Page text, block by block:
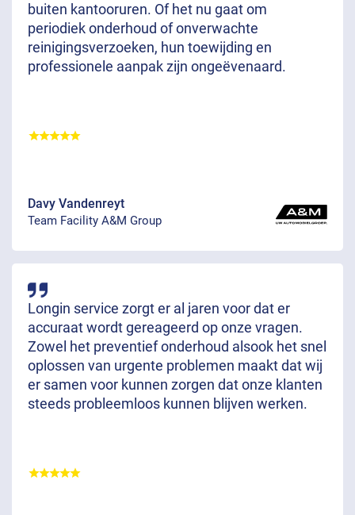
buiten kantooruren. Of het nu gaat om
periodiek onderhoud of onverwachte
reinigingsverzoeken, hun toewijding en
professionele aanpak zijn ongeëvenaard.
Davy Vandenreyt
Team Facility A&M Group
Longin service zorgt er al jaren voor dat er
accuraat wordt gereageerd op onze vragen.
Zowel het preventief onderhoud alsook het snel
oplossen van urgente problemen maakt dat wij
er samen voor kunnen zorgen dat onze klanten
steeds probleemloos kunnen blijven werken.